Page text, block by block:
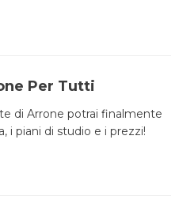
Per Tutti
di Arrone potrai finalmente
i piani di studio e i prezzi!